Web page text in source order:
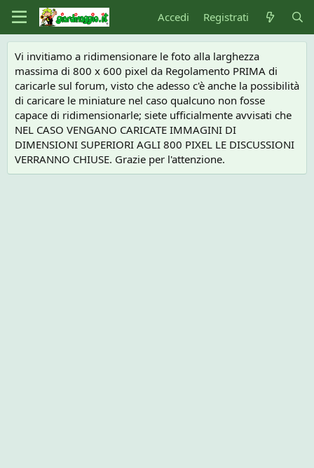
Accedi Registrati
Vi invitiamo a ridimensionare le foto alla larghezza
massima di 800 x 600 pixel da Regolamento PRIMA di
caricarle sul forum, visto che adesso c'è anche la possibilità
di caricare le miniature nel caso qualcuno non fosse
capace di ridimensionarle; siete ufficialmente avvisati che
NEL CASO VENGANO CARICATE IMMAGINI DI
DIMENSIONI SUPERIORI AGLI 800 PIXEL LE DISCUSSIONI
VERRANNO CHIUSE. Grazie per l'attenzione.